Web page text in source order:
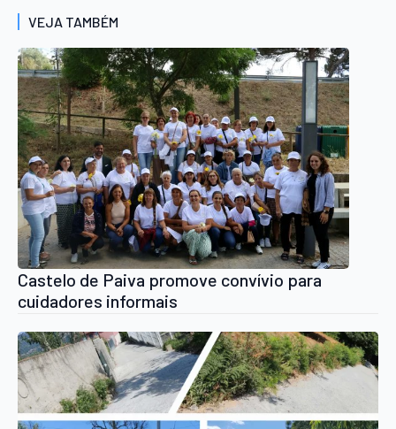
VEJA TAMBÉM
Castelo de Paiva promove convívio para
cuidadores informais